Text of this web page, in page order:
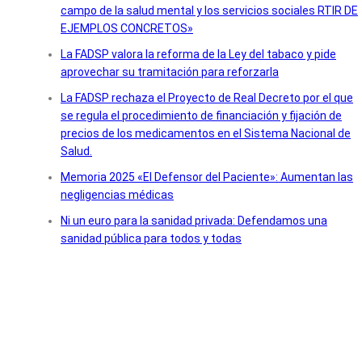
campo de la salud mental y los servicios sociales RTIR DE
EJEMPLOS CONCRETOS»
La FADSP valora la reforma de la Ley del tabaco y pide
aprovechar su tramitación para reforzarla
La FADSP rechaza el Proyecto de Real Decreto por el que
se regula el procedimiento de financiación y fijación de
precios de los medicamentos en el Sistema Nacional de
Salud.
Memoria 2025 «El Defensor del Paciente»: Aumentan las
negligencias médicas
Ni un euro para la sanidad privada: Defendamos una
sanidad pública para todos y todas